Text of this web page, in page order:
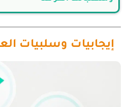
إيجابيات وسلبيات